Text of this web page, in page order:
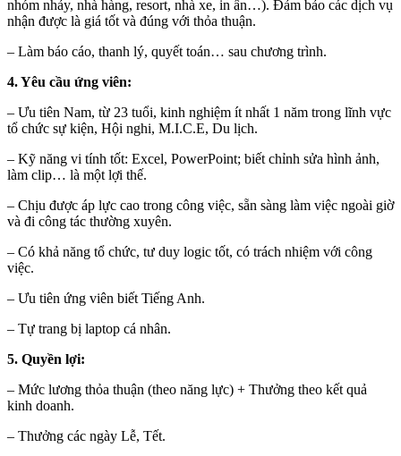
nhóm nhảy, nhà hàng, resort, nhà xe, in ấn…). Đảm bảo các dịch vụ
nhận được là giá tốt và đúng với thỏa thuận.
– Làm báo cáo, thanh lý, quyết toán… sau chương trình.
4. Yêu cầu ứng viên:
– Ưu tiên Nam, từ 23 tuổi, kinh nghiệm ít nhất 1 năm trong lĩnh vực
tổ chức sự kiện, Hội nghi, M.I.C.E, Du lịch.
– Kỹ năng vi tính tốt: Excel, PowerPoint; biết chỉnh sửa hình ảnh,
làm clip… là một lợi thế.
– Chịu được áp lực cao trong công việc, sẵn sàng làm việc ngoài giờ
và đi công tác thường xuyên.
– Có khả năng tổ chức, tư duy logic tốt, có trách nhiệm với công
việc.
– Ưu tiên ứng viên biết Tiếng Anh.
– Tự trang bị laptop cá nhân.
5. Quyền lợi:
– Mức lương thỏa thuận (theo năng lực) + Thưởng theo kết quả
kinh doanh.
– Thưởng các ngày Lễ, Tết.